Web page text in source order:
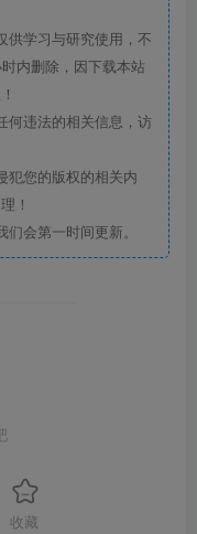
供学习与研究使用，不
内删除，因下载本站
何违法的相关信息，访
犯您的版权的相关内
！
会第一时间更新。
收藏